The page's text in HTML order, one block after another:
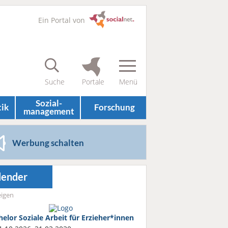
Ein Portal von
Sozial­
management Forschung
Werbung schalten
Soziale Arbeit für Erzieher*innen